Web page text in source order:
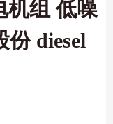
机组 低噪
份 diesel